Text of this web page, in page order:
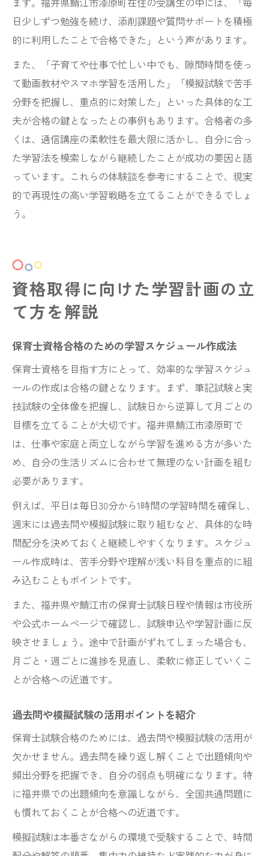
日少しずつ勉強を続け、添削課題や質問サポートを積極
的に利用したことで合格できた」という声があります。
また、「子育てや仕事で忙しい中でも、隙間時間を使っ
て動画教材やスマホ学習を活用した」「模擬試験で苦手
分野を把握し、重点的に対策した」といった具体的な工
夫が合格の鍵となったとの事例もあります。合格者の多
くは、通信講座の柔軟性を最大限に活かし、自分に合っ
た学習法を模索しながら継続したことが成功の要因と語
っています。これらの体験談を参考にすることで、現実
的で再現性の高い学習戦略を立てることができるでしょ
う。
資格取得に向けた学習計画の立
て方を解説
保育士資格合格のための学習スケジュール作成法
保育士資格を目指す方にとって、効率的な学習スケジュ
ールの作成は合格の鍵となります。まず、筆記試験と実
技試験の全体像を把握し、試験日から逆算して月ごとの
目標を立てることが大切です。福井県鯖江市漆原町で
は、仕事や家庭と両立しながら学習を進める方が多いた
め、自分の生活リズムに合わせて無理のない計画を組む
必要があります。
例えば、平日は毎日30分から1時間の学習時間を確保し、
週末には過去問や模擬試験に取り組むなど、具体的な時
間配分を決めておくと継続しやすくなります。スケジュ
ール作成時は、苦手分野や理解が浅い科目を重点的に組
み込むこともポイントです。
また、福井県や鯖江市の保育士試験日程や情報は市役所
や公式ホームページで確認し、試験申込や学習計画に反
映させましょう。途中で計画がずれてしまった場合も、
月ごと・週ごとに進捗を見直し、柔軟に修正していくこ
とが合格への近道です。
過去問や模擬試験の活用ポイントを紹介
保育士試験合格のためには、過去問や模擬試験の活用が
欠かせません。過去問を繰り返し解くことで出題傾向や
頻出分野を把握でき、自分の弱点も明確になります。特
に福井県での出題傾向を意識しながら、全国共通問題に
も慣れておくことが合格への近道です。
模擬試験は本番さながらの環境で受験することで、時間